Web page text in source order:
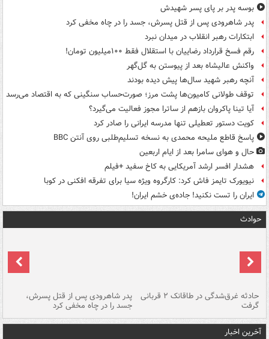
بوسه‌ پدر بر پای پسر شهیدش
پدر شاهرودی پس از قتل پسرش، جسد را در چاه مخفی کرد
ابتکارات رهبر انقلاب در میدان نبرد
رقم فسخ قرارداد رضاییان با استقلال فقط ۱۰۰میلیون تومان!
واکنش عالیشاه بعد از پیوستن به گل‌گهر
آنچه رهبر شهید سال‌ها پیش دیده بودند
توقف طولانی کامیون‌ها پشت مرز؛ صورت‌حساب سنگینی که به اقتصاد می‌رسد
آیا تینا پاکروان بازهم از ساترا مجوز فعالیت می‌گیرد؟
کویت دستور تعطیلی تنها مدرسه ایرانی را صادر کرد
پاسخ قاطع ملیحه محمدی به نسخه تسلیم‌طلبی روی آنتن BBC
حال و هوای سامرا بعد از ایام اربعین
هشدار افسر ارشد آمریکایی به کاخ سفید +فیلم
نیویورک تایمز فاش کرد: کارگروه ویژه سیا برای تفرقه افکنی در کوبا
ایران را تست نکنید! جاده‌ی خشم ایران!
حوادث
حادثه غرق‌شدگی در طاقانک ۲ قربانی
گرفت
پدر شاهرودی پس از قتل پسرش،
جسد را در چاه مخفی کرد
آخرین اخبار